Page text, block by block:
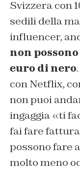
Svizzera con
sedili della
influencer,
non
euro di nero
con Netflix,
non puoi
ingaggia «ti
fai fare
possono fare
molto meno